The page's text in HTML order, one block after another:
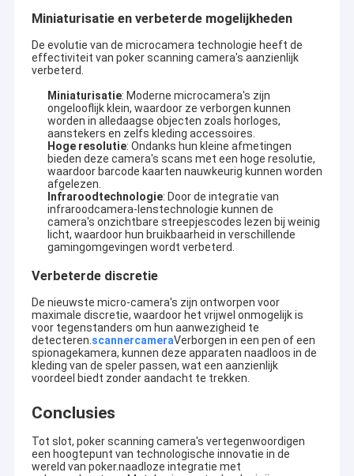
Huis
Producten
Ongeveer ons
Miniaturisatie en verbeterde mogelijkheden
De evolutie van de microcamera technologie heeft de
effectiviteit van poker scanning camera's aanzienlijk
verbeterd.
Miniaturisatie: Moderne microcamera's zijn
ongelooflijk klein, waardoor ze verborgen kunnen
worden in alledaagse objecten zoals horloges,
aanstekers en zelfs kleding accessoires.
Hoge resolutie: Ondanks hun kleine afmetingen
bieden deze camera's scans met een hoge resolutie,
waardoor barcode kaarten nauwkeurig kunnen worden
afgelezen.
Infraroodtechnologie: Door de integratie van
infraroodcamera-lenstechnologie kunnen de
camera's onzichtbare streepjescodes lezen bij weinig
licht, waardoor hun bruikbaarheid in verschillende
gamingomgevingen wordt verbeterd.
Verbeterde discretie
De nieuwste micro-camera's zijn ontworpen voor
maximale discretie, waardoor het vrijwel onmogelijk is
voor tegenstanders om hun aanwezigheid te
detecteren.scannercameraVerborgen in een pen of een
spionagekamera, kunnen deze apparaten naadloos in de
kleding van de speler passen, wat een aanzienlijk
voordeel biedt zonder aandacht te trekken.
Conclusies
Tot slot, poker scanning camera's vertegenwoordigen
een hoogtepunt van technologische innovatie in de
wereld van poker.naadloze integratie met
YB Poker Cheat Co., Ltd werd opgericht in 1999 en is gevestigd
in een internationaal beroemde stad Guangzhou. Het is het
distributie en casino-service.YB Poker Cheat is in staat
Poker analysator, onzichtbare inkt gemarkeerde kaarten,